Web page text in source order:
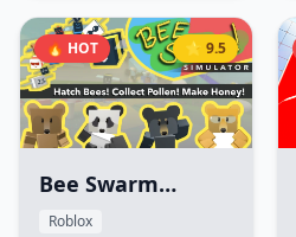
或独自一人，抵御一波又
一波各种僵尸以及强力
Boss 的疯狂攻势！合理布
局具有特殊能力的防御
塔、管理经济、赚取游戏
内资金，并不断升级解锁
精锐单位与专属皮肤。通
过精妙配合攻克包括极其
（Hardcore）模式"在内
🔥 HOT ⭐ 9.5
Bee Swarm
Simulator (蜂群模
Roblox